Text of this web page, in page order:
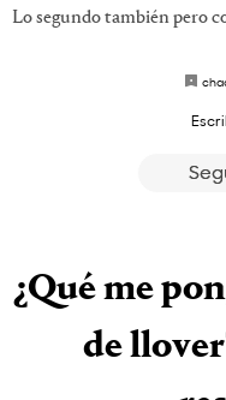
Lo segundo también pero
¿Qué me
de